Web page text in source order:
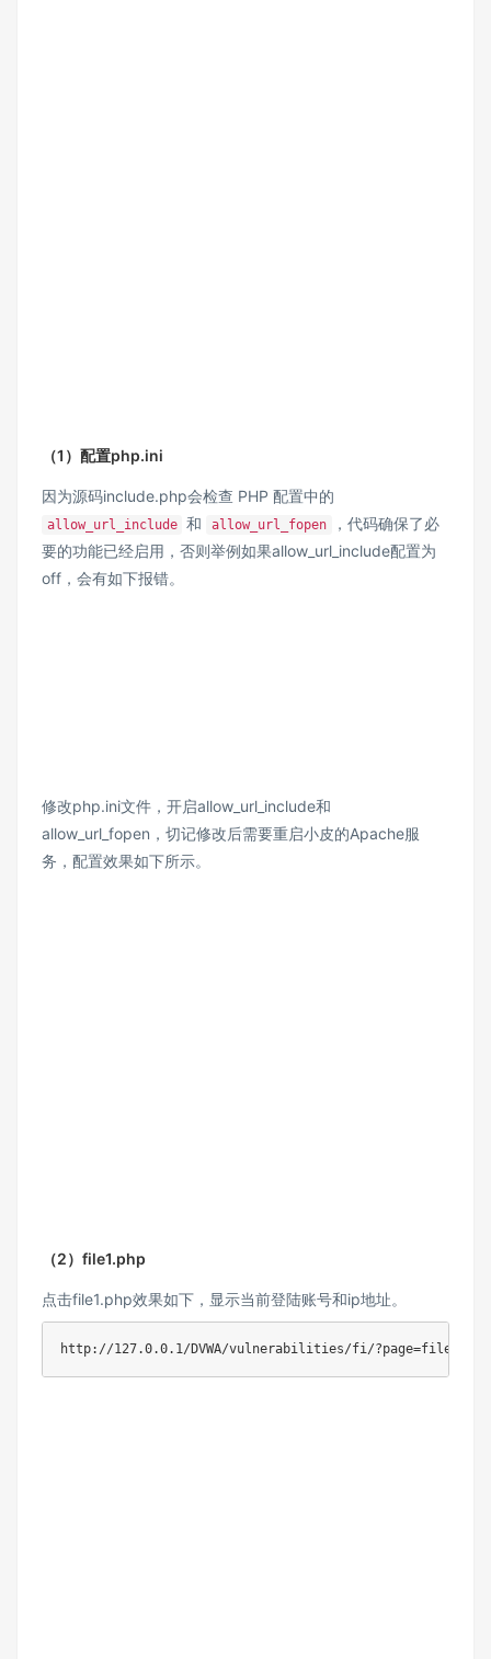
（1）配置php.ini
因为源码include.php会检查 PHP 配置中的
allow_url_include 和 allow_url_fopen
，代码确保了必
要的功能已经启用，否则举例如果allow_url_include配置为
off，会有如下报错。
修改php.ini文件，开启allow_url_include和
allow_url_fopen，切记修改后需要重启小皮的Apache服
务，配置效果如下所示。
（2）file1.php
点击file1.php效果如下，显示当前登陆账号和ip地址。
http://127.0.0.1/DVWA/vulnerabilities/fi/?page=file1.php